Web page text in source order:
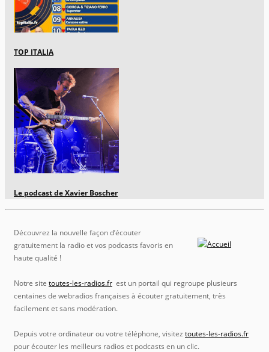
TOP ITALIA
Le podcast de Xavier Boscher
Découvrez la nouvelle façon d’écouter
gratuitement la radio et vos podcasts favoris en
haute qualité !
Notre site toutes-les-radios.fr est un portail qui regroupe plusieurs
centaines de webradios françaises à écouter gratuitement, très
facilement et sans modération.
Depuis votre ordinateur ou votre téléphone, visitez toutes-les-radios.fr
pour écouter les meilleurs radios et podcasts en un clic.